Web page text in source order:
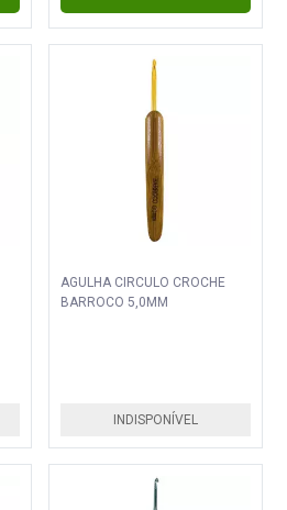
AGULHA CIRCULO CROCHE
BARROCO 5,0MM
INDISPONÍVEL